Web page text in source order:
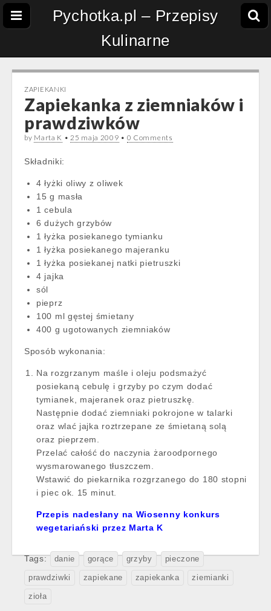
Pychotka.pl – Przepisy
Kulinarne
ZAPIEKANKI
Zapiekanka z ziemniaków i
prawdziwków
by Marta K •25 maja 2009 • 0 Comments
Składniki:
4 łyżki oliwy z oliwek
15 g masła
1 cebula
6 dużych grzybów
1 łyżka posiekanego tymianku
1 łyżka posiekanego majeranku
1 łyżka posiekanej natki pietruszki
4 jajka
sól
pieprz
100 ml gęstej śmietany
400 g ugotowanych ziemniaków
Sposób wykonania:
Na rozgrzanym maśle i oleju podsmażyć
posiekaną cebulę i grzyby po czym dodać
tymianek, majeranek oraz pietruszkę.
Następnie dodać ziemniaki pokrojone w talarki
oraz wlać jajka roztrzepane ze śmietaną solą
oraz pieprzem.
Przelać całość do naczynia żaroodpornego
wysmarowanego tłuszczem.
Wstawić do piekarnika rozgrzanego do 180 stopni
i piec ok. 15 minut.
Przepis nadesłany na Wiosenny konkurs
wegetariański przez Marta K
Tags: danie gorące grzyby pieczone
prawdziwki zapiekane zapiekanka ziemianki
zioła